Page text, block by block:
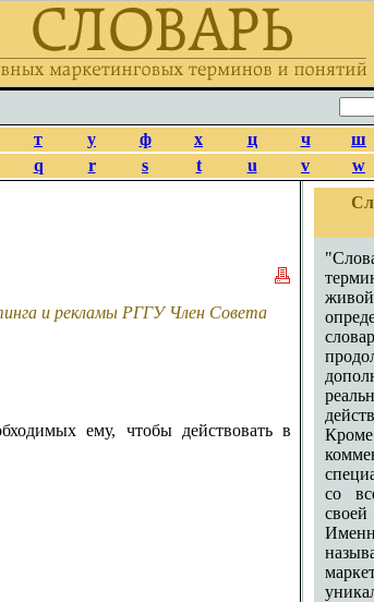
т у ф х ц ч ш
q r s t u v w
и рекламы РГГУ Член Совета
ему, чтобы действовать в
со